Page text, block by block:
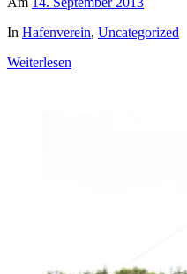
In Hafenverein, Uncategorized
Weiterlesen